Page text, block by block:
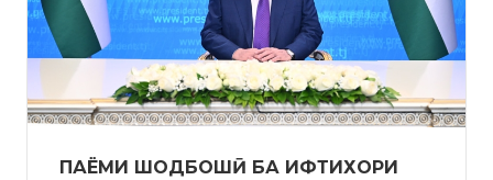
ПАЁМИ ШОДБОШӢ БА ИФТИХОРИ